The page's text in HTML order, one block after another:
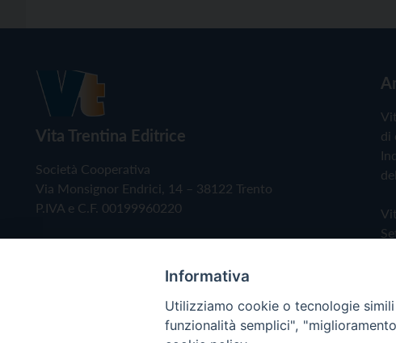
Vita Trentina Editrice
Società Cooperativa
Via Monsignor Endrici, 14 – 38122 Trento
P.IVA e C.F. 00199960220
di
Informativa
Utilizziamo cookie o tecnologie
funzionalità semplici",